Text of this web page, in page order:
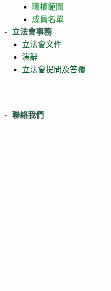
職權範圍
成員名單
立法會事務
立法會文件
演辭
立法會提問及答覆
聯絡我們